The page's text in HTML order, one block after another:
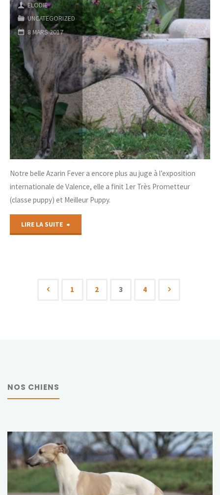
!"
ELODIE
UNCATEGORIZED
8 MARS 2017
Notre belle Azarin Fever a encore plus au juge à l’exposition
internationale de Valence, elle a finit 1er Très Prometteur
(classe puppy) et Meilleur Puppy.
LIRE LA SUITE
Valence"
1 2 3 4
NOS CHIENS